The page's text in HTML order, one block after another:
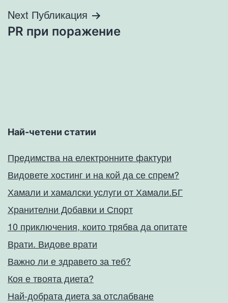
Next Публикация
PR при поражение
Най-четени статии
Предимства на електронните фактури
Видовете хостинг и на кой да се спрем?
Хамали и хамалски услуги от Хамали.БГ
Хранителни Добавки и Спорт
10 приключения, които трябва да опитате
Врати. Видове врати
Важно ли е здравето за теб?
Коя е твоята диета?
Най-добрата диета за отслабване